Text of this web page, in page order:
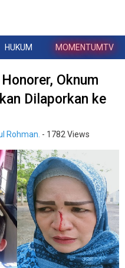
HUKUM MOMENTUMTV
Oknum
Dilaporkan ke
Rohman. - 1782 Views